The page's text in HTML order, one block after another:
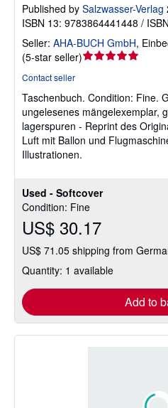
Used - Softcover
Condition: Fine
US$ 30.17
US$ 71.05 shipping from
Quantity: 1 available
Add to
Published by Salzwasser-Verlag
ISBN 13: 9783864441448 /
Seller: AHA-BUCH GmbH,
(5-star seller)Seller
out
of
5
stars
Contact seller
Taschenbuch. Condition: Fine.
ungelesenes mängelexemplar,
lagerspuren - Reprint des
Luft mit Ballon und
Illustrationen.